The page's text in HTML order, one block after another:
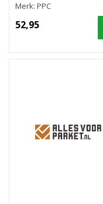
Merk: PPC
52,95